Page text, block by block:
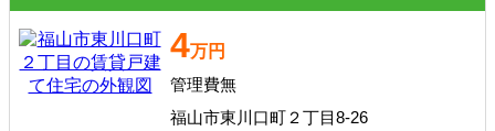
4万円
管理費無
福山市東川口町２丁目8-26